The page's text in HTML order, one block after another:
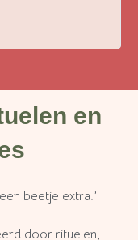
en
beetje extra.’
door rituelen,